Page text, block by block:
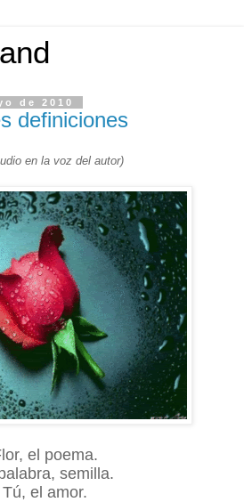
de 2010
definiciones
en la voz del autor)
el poema.
semilla.
Tú, el amor.